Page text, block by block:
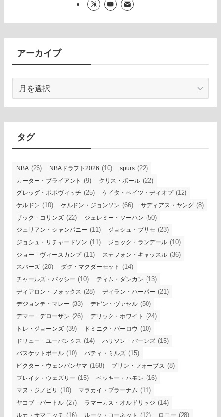
アーカイブ
カ
イ
タグ
NBA (26) NBAドラフト2026 (10) spurs (22)
カーター・ブライアント (9) クリス・ポール (22)
グレッグ・ポポヴィッチ (25) ケイタ・ベイツ・ディオプ(12)
ケルドン (10) ケルドン・ジョンソン (66) サディアス・ヤング (8)
ザック・コリンズ (22) ジェレミー・ソーハン (50)
ジュリアン・シャンパニー (11) ジョシュ・プリモ (23)
ジョシュ・リチャードソン (11) ジョック・ランデール (10)
ジョー・ヴィースカンプ(11) ステフォン・キャッスル (36)
スパーズ (20) ダグ・マクダーモット (14)
チャールズ・バッシー (10) ティム・ダンカン (13)
ディアロン・フォックス (28) ディラン・ハーパー (21)
デジョンテ・マレー (33) デビン・ヴァセル (50)
デマー・デローザン (26) デリック・ホワイト (24)
トレ・ジョーンズ (39) ドミニク・バーロウ (10)
ドリュー・ユーバンクス (14) ハリソン・バーンズ (15)
バスケットボール (10) パティ・ミルズ (15)
ビクター・ウェンバンヤマ (168) ブリン・フォーブス (8)
ブレイク・ウェズリー (15) ベッキー・ハモン (16)
マヌ・ジノビリ (10) マラカイ・ブラーナム (11)
ヤコブ・パートル (27) ラマーカス・オルドリッジ (14)
ルカ・サマニッチ (16) ルーク・コーネット (12) ロニー (28)